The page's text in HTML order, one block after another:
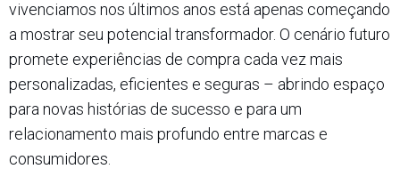
vivenciamos nos últimos anos está apenas começando
a mostrar seu potencial transformador. O cenário futuro
promete experiências de compra cada vez mais
personalizadas, eficientes e seguras – abrindo espaço
para novas histórias de sucesso e para um
relacionamento mais profundo entre marcas e
consumidores.